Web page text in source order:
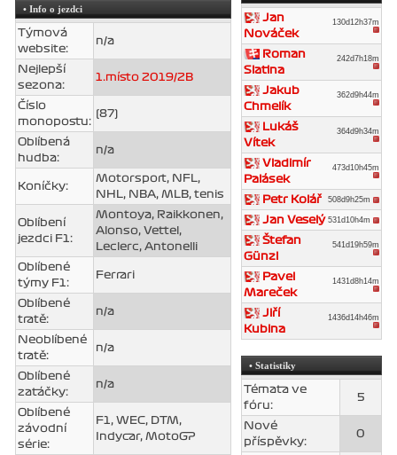
• Info o jezdci
Týmová
website:
n/a
Nejlepší
sezona:
1.místo 2019/2B
Číslo
monopostu:
(87)
Oblíbená
hudba:
n/a
Koníčky:
Motorsport, NFL,
NHL, NBA, MLB, tenis
Oblíbení
jezdci F1:
Montoya, Raikkonen,
Alonso, Vettel,
Leclerc, Antonelli
Oblíbené
týmy F1:
Ferrari
Oblíbené
tratě:
n/a
Neoblíbené
tratě:
n/a
Oblíbené
zatáčky:
n/a
Oblíbené
závodní
série:
F1, WEC, DTM,
Indycar, MotoGP
Jan
Nováček
130d12h37m
Roman
Slatina
242d7h18m
Jakub
Chmelík
362d9h44m
Lukáš
Vítek
364d9h34m
Vladimír
Palásek
473d10h45m
Petr Kolář 508d9h25m
Jan Veselý 531d10h4m
Štefan
Günzl
541d19h59m
Pavel
Mareček
1431d8h14m
Jiří
Kubina
1436d14h46m
• Statistiky
Témata ve
fóru:
5
Nové
příspěvky:
0